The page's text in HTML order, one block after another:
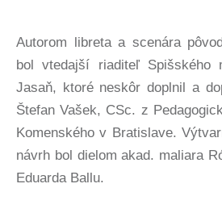
Autorom libreta a scenára
bol vtedajší riaditeľ Spišského
Jasaň, ktoré neskôr doplnil a
Štefan Vašek, CSc. z
Komenského v Bratislave.
návrh bol dielom akad. maliara
Eduarda Ballu.